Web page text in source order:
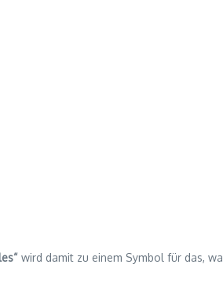
wird damit zu einem Symbol für das,